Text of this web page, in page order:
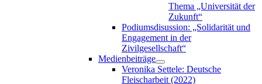
Thema „Universität der
Zukunft“
Podiumsdisussion: „Solidarität und
Engagement in der
Zivilgesellschaft“
Medienbeiträge
Veronika Settele: Deutsche
Fleischarbeit (2022)